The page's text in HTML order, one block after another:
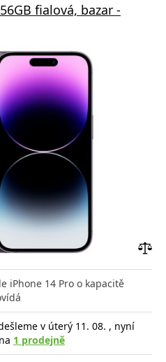
fialová, bazar -
iPhone 14 Pro o kapacitě
v úterý 11. 08. , nyní
1 prodejně